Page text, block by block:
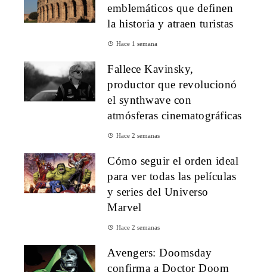
emblemáticos que definen
la historia y atraen turistas
Hace 1 semana
Fallece Kavinsky,
productor que revolucionó
el synthwave con
atmósferas cinematográficas
Hace 2 semanas
Cómo seguir el orden ideal
para ver todas las películas
y series del Universo
Marvel
Hace 2 semanas
Avengers: Doomsday
confirma a Doctor Doom